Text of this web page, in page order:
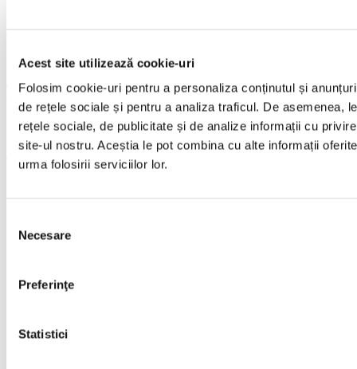
Acest site utilizează cookie-uri
Folosim cookie-uri pentru a personaliza conținutul și
de rețele sociale și pentru a analiza traficul. De asemenea,
rețele sociale, de publicitate și de analize informații cu
site-ul nostru. Aceștia le pot combina cu alte informații
urma folosirii serviciilor lor.
consimțământului
Necesare
Preferinţe
Statistici
Toyota Auris
Ford Kuga
office@rapidrent.ro